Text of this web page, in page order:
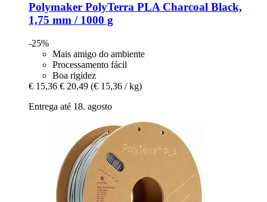
Polymaker PolyTerra PLA Charcoal Black,
1,75 mm / 1000 g
-25%
Mais amigo do ambiente
Processamento fácil
Boa rigidez
€ 15,36 € 20,49 (€ 15,36 / kg)
Entrega até 18. agosto